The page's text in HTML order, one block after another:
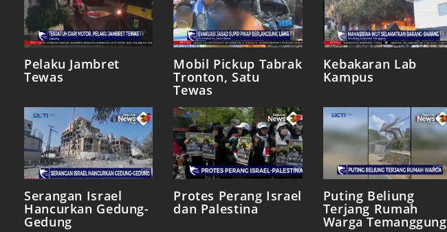
Pelaku Jambret
Tewas
Mobil Pickup Tabrak
Tronton, Satu
Tewas
Kebakaran Lab
Kampus
Serangan Israel
Hancurkan Gedung-
Gedung
Protes Perang Israel
dan Palestina
Puting Beliung
Terjang Rumah
Warga Temanggung